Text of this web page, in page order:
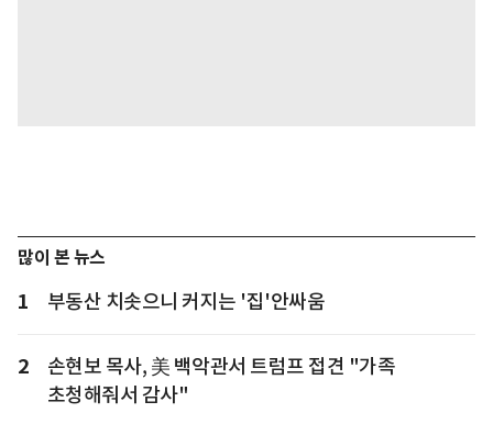
많이 본 뉴스
1 부동산 치솟으니 커지는 '집'안싸움
2
손현보 목사, 美 백악관서 트럼프 접견 "가족
초청해줘서 감사"